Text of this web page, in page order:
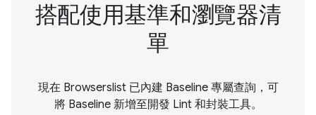
搭配使用基準和瀏覽器清
單
現在 Browserslist 已內建 Baseline 專屬查詢，可
將 Baseline 新增至開發 Lint 和封裝工具。